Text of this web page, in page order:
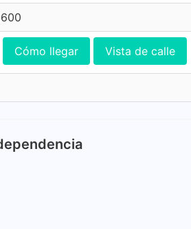
Cómo llegar Vista de calle